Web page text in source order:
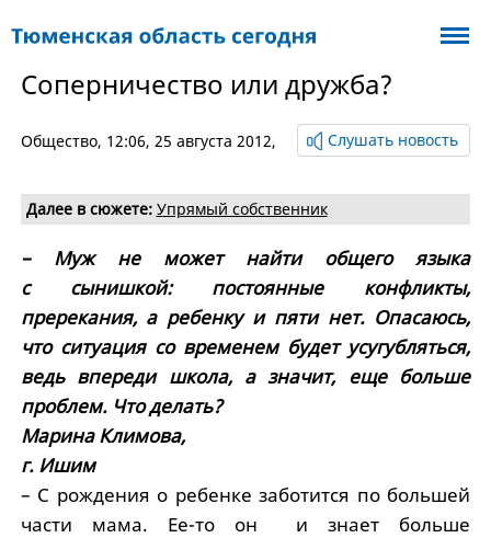
Соперничество или дружба?
Общество, 12:06, 25 августа 2012, Слушать новость
Далее в сюжете: Упрямый собственник
– Муж не может найти общего языка
с сынишкой: постоянные конфликты,
пререкания, а ребенку и пяти нет. Опасаюсь,
что ситуация со временем будет усугубляться,
ведь впереди школа, а значит, еще больше
проблем. Что делать?
Марина Климова,
г. Ишим
– С рождения о ребенке заботится по большей
части мама. Ее-то он и знает больше